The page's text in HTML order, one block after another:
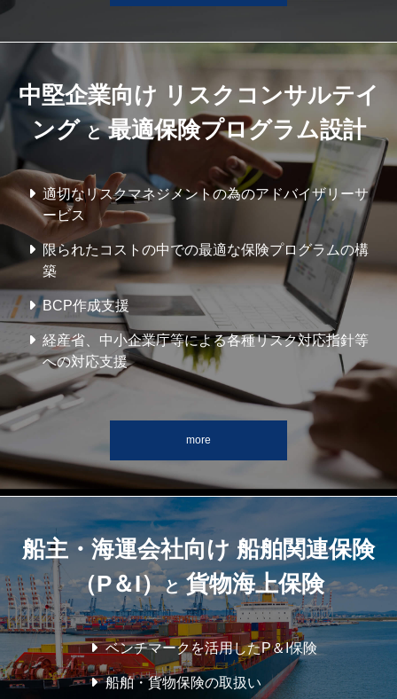
中堅企業向け リスクコンサルテイ
ングと 最適保険プログラム設計
適切なリスクマネジメントの為のアドバイザリーサ
ービス
限られたコストの中での最適な保険プログラムの構
築
BCP作成支援
経産省、中小企業庁等による各種リスク対応指針等
への対応支援
more
船主・海運会社向け 船舶関連保険
（P＆I）と 貨物海上保険
ベンチマークを活用したP＆I保険
船舶・貨物保険の取扱い